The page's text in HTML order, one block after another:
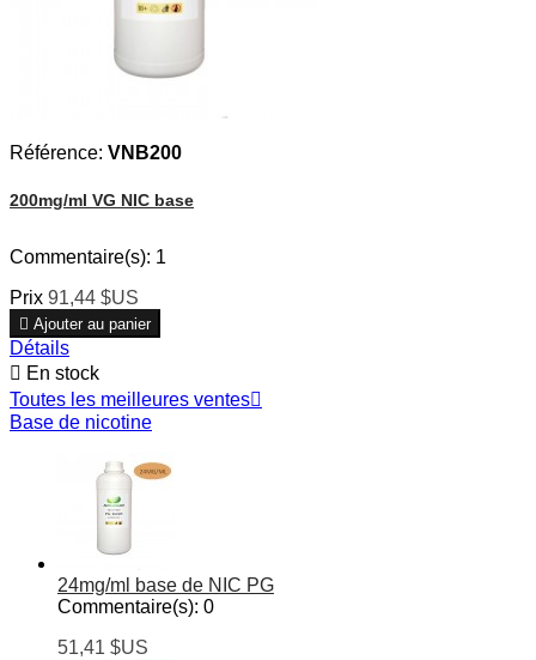
Référence: VNB200
200mg/ml VG NIC base
Commentaire(s): 1
Prix 91,44 $US
 Ajouter au panier
Détails
 En stock
Toutes les meilleures ventes
Base de nicotine
24mg/ml base de NIC PG
Commentaire(s): 0
51,41 $US